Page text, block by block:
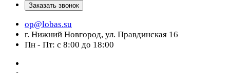
Заказать звонок
op@lobas.su
г. Нижний Новгород, ул. Правдинская 16
Пн - Пт: с 8:00 до 18:00